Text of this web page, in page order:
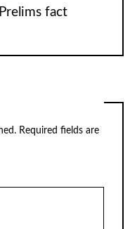
fact
Required fields are